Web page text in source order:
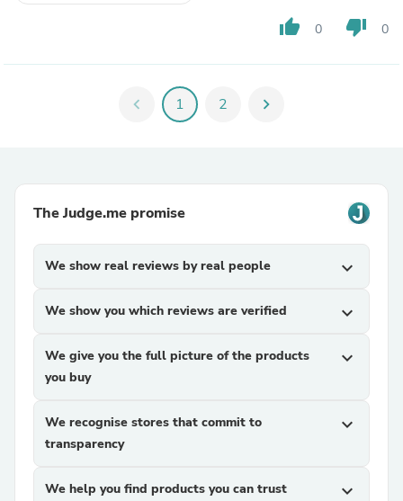
thumb_up 0 thumb_down 0
chevron_left 1 2 chevron_right
The Judge.me promise
We show real reviews by real people expand_more
We show you which reviews are verified expand_more
We give you the full picture of the products
you buy
expand_more
We recognise stores that commit to
transparency
expand_more
We help you find products you can trust expand_more